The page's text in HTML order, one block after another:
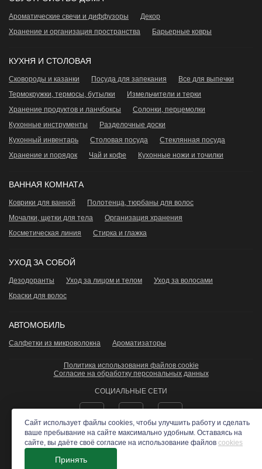
Ароматические свечи и диффузоры
Декор
Хранение и организация пространства
Барьерные ковры
КУХНЯ И СТОЛОВАЯ
Сковороды и казанки Посуда для запекания
Все для выпечки
Термокружки, термосы, бутылки
Измельчители и терки
Хранение продуктов и ланчбоксы
Сoлонки, перцемолки
Кухонные инструменты
Разделочные доски
Кухонный инвентарь
Столовая посуда
Стеклянная посуда
Хранение и порядок
Чай и кофе Кухонные ножи и точилки
ВАННАЯ КОМНАТА
Коврики для ванной
Полотенца, тюрбаны для волос
Мочалки, щетки для тела
Организация хранения
Косметическая линия
Стирка и глажка
УХОД ЗА СОБОЙ
Дезодоранты Уход за лицом и телом
Уход за волосами
Краски для волос
АВТОМОБИЛЬ
Салфетки из микроволокна Ароматизаторы
ЭКОСТИЛЬ- Все права защищены 2026 ©
Политика использования файлов cookie
Согласие на обработку персональных данных
СОЦИАЛЬНЫЕ СЕТИ
Сайт использует файлы cookies, чтобы улучшить работу и сделать
ваше пребывание на сайте максимально удобным. Оставаясь на
сайте, вы даёте своё согласие на использование файлов cookies
Принять